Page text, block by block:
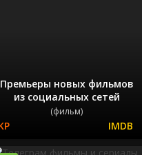
Премьеры новых фильмов
из социальных сетей
(фильм)